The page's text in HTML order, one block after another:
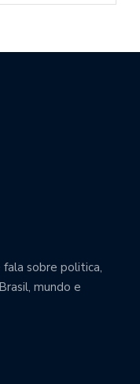
sobre politica,
mundo e